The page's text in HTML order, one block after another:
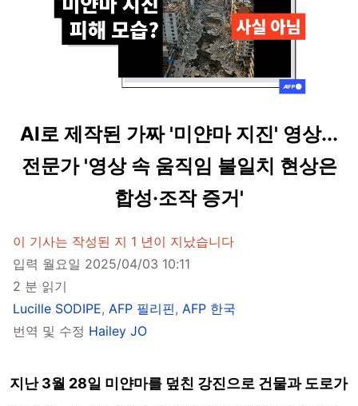
AI로 제작된 가짜 '미얀마 지진' 영상...
전문가 '영상 속 움직임 불일치 현상은
합성·조작 증거'
이 기사는 작성된 지 1 년이 지났습니다
입력 월요일 2025/04/03 10:11
2 분 읽기
Lucille SODIPE, AFP 필리핀, AFP 한국
번역 및 수정 Hailey JO
지난 3월 28일 미얀마를 덮친 강진으로 건물과 도로가